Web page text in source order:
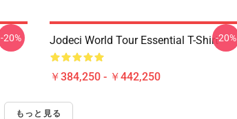
-20% Jodeci World Tour Essential T-Shirt
￥384,250 - ￥442,250
-20%
もっと見る